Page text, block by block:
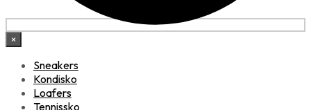
×
Sneakers
Kondisko
Loafers
Tennissko